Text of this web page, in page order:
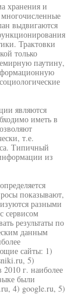
хранения и
выдвигаются
Трактовки
только
паутину,
являются
иметь в
т.е.
Типичный
из
показывают,
разными
сервисом
результаты по
данным
сайты: 1)
5)
г. наиболее
были
4) google.ru, 5)